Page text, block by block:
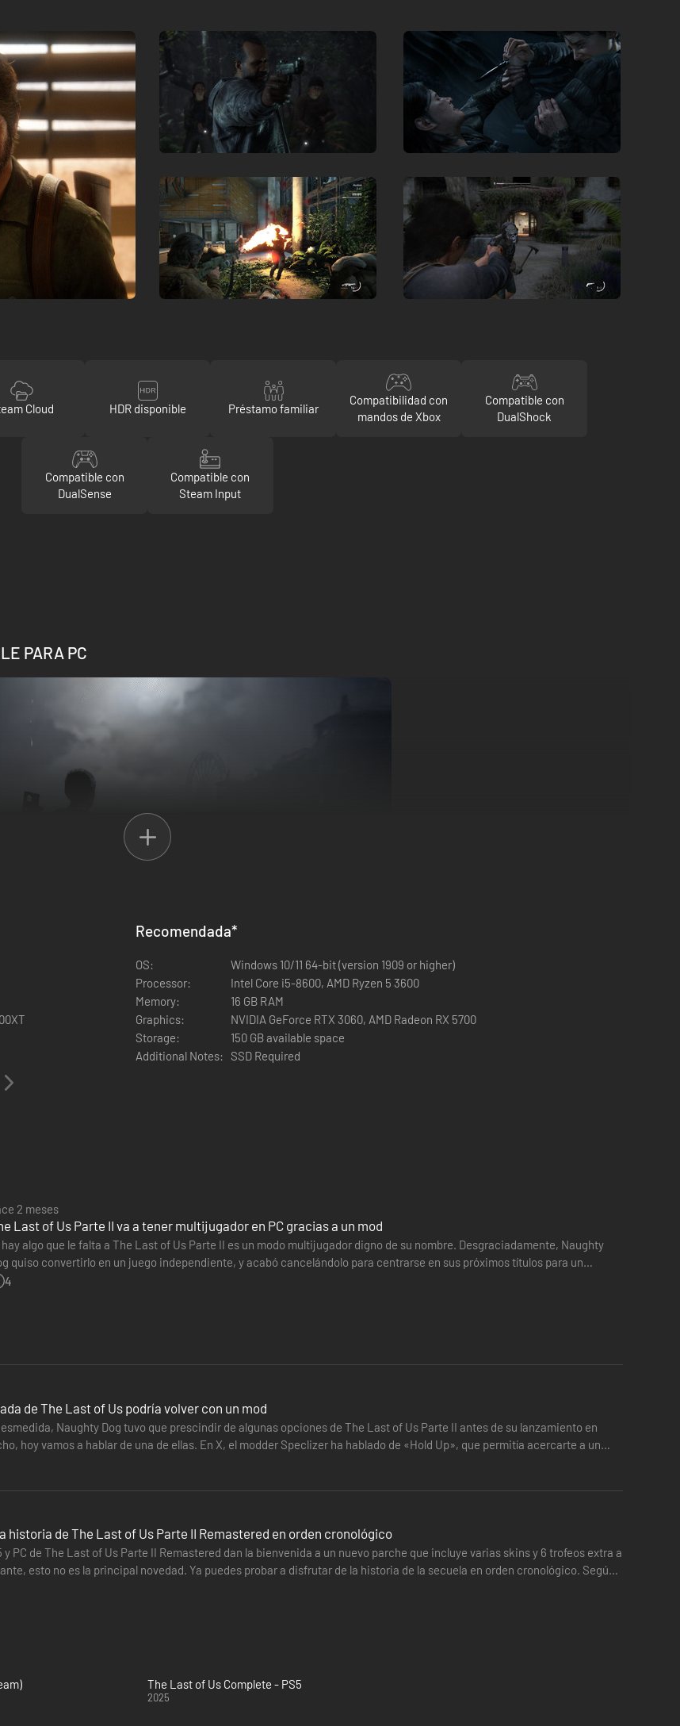
Cloud HDR disponible Préstamo familiar
Compatibilidad con
mandos de Xbox
Compatible con
DualShock
Compatible con
DualSense
Compatible con
Steam Input
PARA PC
año con una serie de mejoras técnicas que hacen de The Last of Us Parte II Remastered la forma definitiva de jugar a la
Ellie y Joel se han asentado en Jackson, Wyoming. La vida en una próspera comunidad de supervivientes
justicia.
Recomendada*
OS:
Windows 10/11 64-bit (version 1909 or higher)
Processor:
Intel Core i5-8600, AMD Ryzen 5 3600
Memory:
16 GB RAM
Graphics:
NVIDIA GeForce RTX 3060, AMD Radeon RX 5700
Storage:
150 GB available space
Additional Notes:
SSD Required
2 meses
Last of Us Parte II va a tener multijugador en PC gracias a un mod
hay algo que le falta a The Last of Us Parte II es un modo multijugador digno de su nombre. Desgraciadamente, Naughty
quiso convertirlo en un juego independiente, y acabó cancelándolo para centrarse en sus próximos títulos para un
Al final, han sido los fans quienes han decidido crear…
4
de The Last of Us podría volver con un mod
Naughty Dog tuvo que prescindir de algunas opciones de The Last of Us Parte II antes de su lanzamiento en
hoy vamos a hablar de una de ellas. En X, el modder Speclizer ha hablado de «Hold Up», que permitía acercarte a un
historia de The Last of Us Parte II Remastered en orden cronológico
y PC de The Last of Us Parte II Remastered dan la bienvenida a un nuevo parche que incluye varias skins y 6 trofeos extra a
esto no es la principal novedad. Ya puedes probar a disfrutar de la historia de la secuela en orden cronológico. Según
The Last of Us Complete - PS5
2025